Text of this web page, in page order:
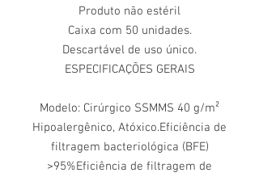
Produto não estéril
Caixa com 50 unidades.
Descartável de uso único.
ESPECIFICAÇÕES GERAIS
Modelo: Cirúrgico SSMMS 40 g/m²
Hipoalergênico, Atóxico.Eficiência de
filtragem bacteriológica (BFE)
>95%Eficiência de filtragem de